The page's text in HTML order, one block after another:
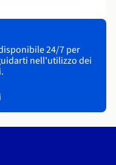
24/7 per
nell'utilizzo dei